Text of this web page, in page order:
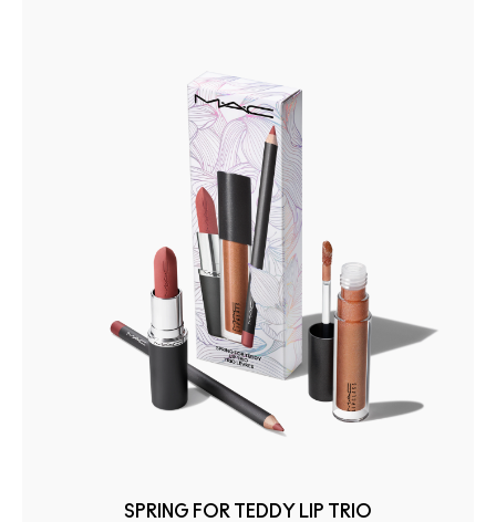
SPRING FOR TEDDY LIP TRIO